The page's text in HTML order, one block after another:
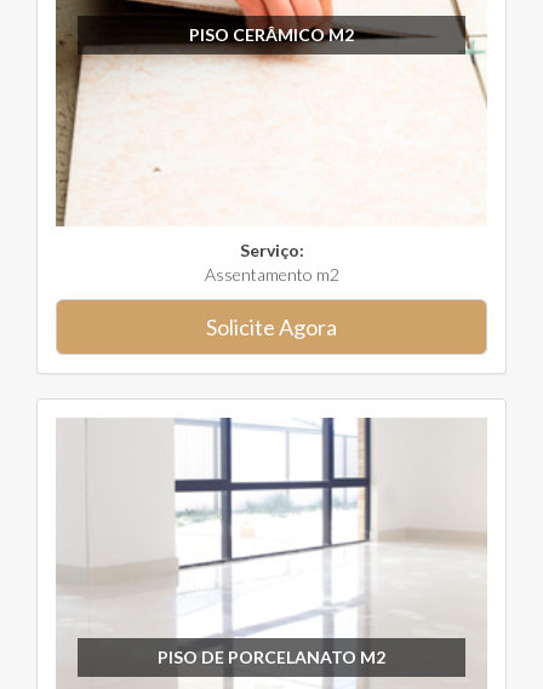
PISO CERÂMICO M2
Serviço:
Assentamento m2
Solicite Agora
PISO DE PORCELANATO M2